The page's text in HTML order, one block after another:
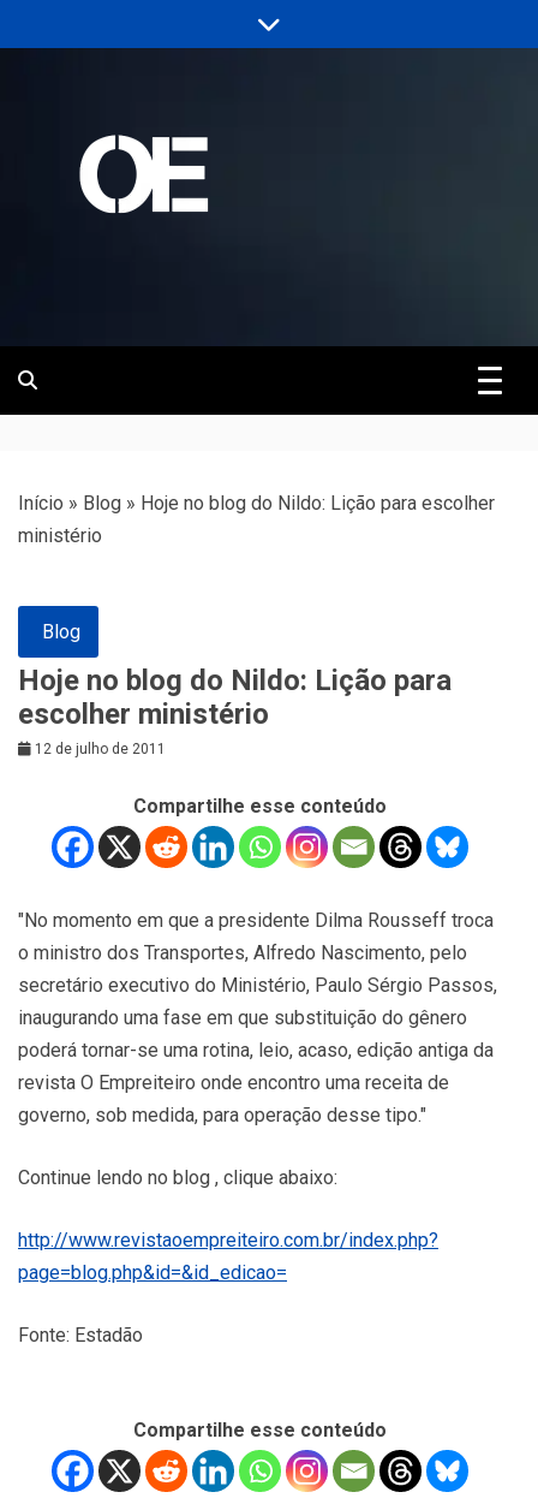
to
Revista | O
Empreiteiro
Início » Blog » Hoje no blog do Nildo: Lição para escolher
ministério
Blog
Hoje no blog do Nildo: Lição para
escolher ministério
12 de julho de 2011
Compartilhe esse conteúdo
"No momento em que a presidente Dilma Rousseff troca
o ministro dos Transportes, Alfredo Nascimento, pelo
secretário executivo do Ministério, Paulo Sérgio Passos,
inaugurando uma fase em que substituição do gênero
poderá tornar-se uma rotina, leio, acaso, edição antiga da
revista O Empreiteiro onde encontro uma receita de
governo, sob medida, para operação desse tipo."
Continue lendo no blog , clique abaixo:
http://www.revistaoempreiteiro.com.br/index.php?
page=blog.php&id=&id_edicao=
Fonte: Estadão
Compartilhe esse conteúdo